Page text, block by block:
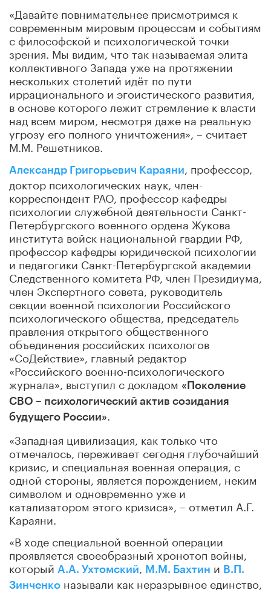
«Давайте повнимательнее присмотримся к
современным мировым процессам и событиям
с философской и психологической точки
зрения. Мы видим, что так называемая элита
коллективного Запада уже на протяжении
нескольких столетий идёт по пути
иррационального и эгоистического развития,
в основе которого лежит стремление к власти
над всем миром, несмотря даже на реальную
угрозу его полного уничтожения», – считает
М.М. Решетников.
Александр Григорьевич Караяни
, профессор,
доктор психологических наук, член-
корреспондент РАО, профессор кафедры
психологии служебной деятельности Санкт-
Петербургского военного ордена Жукова
института войск национальной гвардии РФ,
профессор кафедры юридической психологии
и педагогики Санкт-Петербургской академии
Следственного комитета РФ, член Президиума,
член Экспертного совета, руководитель
секции военной психологии Российского
психологического общества, председатель
правления открытого общественного
объединения российских психологов
«СоДействие», главный редактор
«Российского военно-психологического
журнала», выступил с докладом «Поколение
СВО – психологический актив созидания
будущего России»
«Западная цивилизация, как только что
отмечалось, переживает сегодня глубочайший
кризис, и специальная военная операция, с
одной стороны, является порождением, неким
символом и одновременно уже и
катализатором этого кризиса», – отметил А.Г.
Караяни.
«В ходе специальной военной операции
проявляется своеобразный хронотоп войны,
который А.А. Ухтомский М.М. Бахтин и В.П.
Зинченко называли как неразрывное единство,